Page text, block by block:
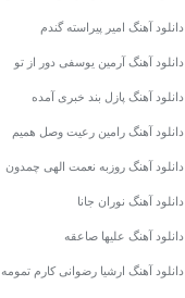
دانلود آهنگ امیر پیراسته گندم
دانلود آهنگ آرمین یوسفی دور از تو
دانلود آهنگ پازل بند خبری آمده
دانلود آهنگ رامین رعیت وصل همیم
دانلود آهنگ روزبه نعمت الهی چمدون
دانلود آهنگ نوران جانا
دانلود آهنگ علیها صاعقه
دانلود آهنگ ارشیا رضوانی کارم تمومه